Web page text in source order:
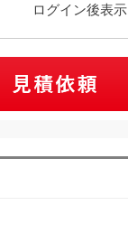
ログイン後表示